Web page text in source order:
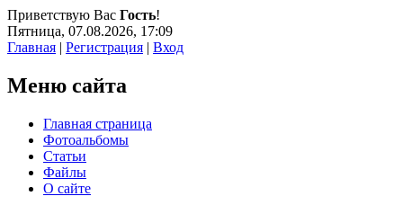
Приветствую Вас Гость!
Пятница, 07.08.2026, 17:09
Главная | Регистрация | Вход
Меню сайта
Главная страница
Фотоальбомы
Статьи
Файлы
О сайте